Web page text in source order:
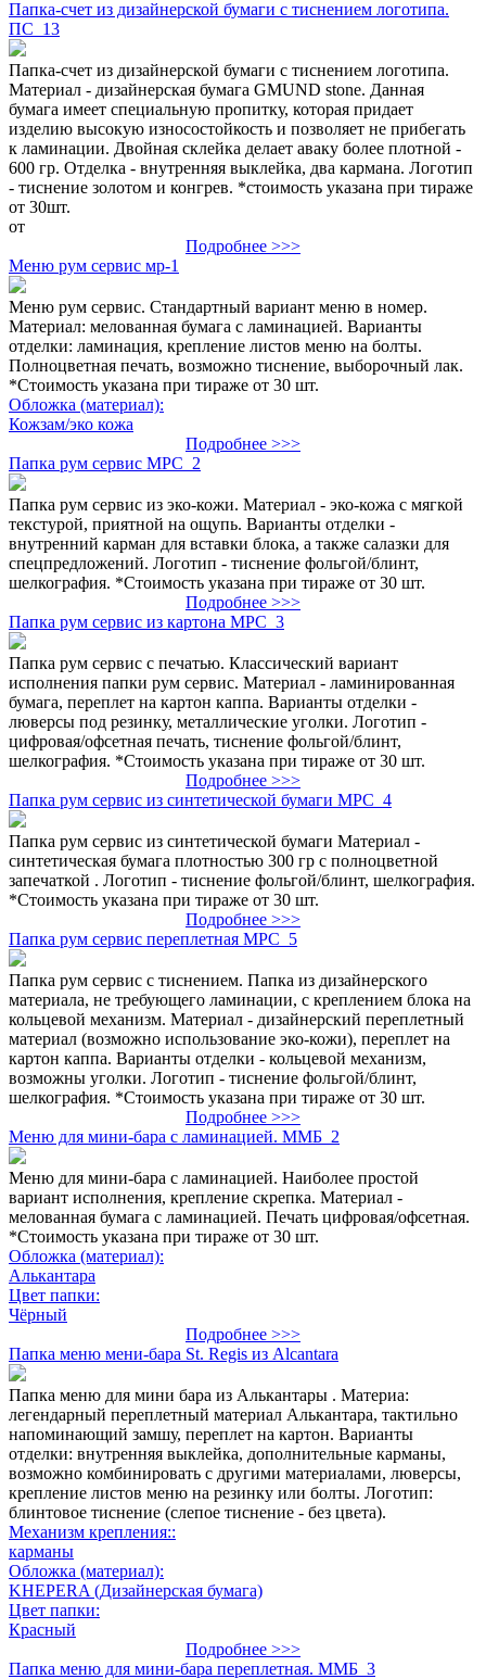
Папка-счет из дизайнерской бумаги с тиснением логотипа.
ПС_13
Папка-счет из дизайнерской бумаги с тиснением логотипа.
Материал - дизайнерская бумага GMUND stone. Данная
бумага имеет специальную пропитку, которая придает
изделию высокую износостойкость и позволяет не прибегать
к ламинации. Двойная склейка делает аваку более плотной -
600 гр. Отделка - внутренняя выклейка, два кармана. Логотип
- тиснение золотом и конгрев. *стоимость указана при тираже
от 30шт.
от
Подробнее >>>
Меню рум сервис мр-1
Меню рум сервис. Стандартный вариант меню в номер.
Материал: мелованная бумага с ламинацией. Варианты
отделки: ламинация, крепление листов меню на болты.
Полноцветная печать, возможно тиснение, выборочный лак.
*Стоимость указана при тираже от 30 шт.
Обложка (материал):
Кожзам/эко кожа
Подробнее >>>
Папка рум сервис МРС_2
Папка рум сервис из эко-кожи. Материал - эко-кожа с мягкой
текстурой, приятной на ощупь. Варианты отделки -
внутренний карман для вставки блока, а также салазки для
спецпредложений. Логотип - тиснение фольгой/блинт,
шелкография. *Стоимость указана при тираже от 30 шт.
Подробнее >>>
Папка рум сервис из картона МРС_3
Папка рум сервис с печатью. Классический вариант
исполнения папки рум сервис. Материал - ламинированная
бумага, переплет на картон каппа. Варианты отделки -
люверсы под резинку, металлические уголки. Логотип -
цифровая/офсетная печать, тиснение фольгой/блинт,
шелкография. *Стоимость указана при тираже от 30 шт.
Подробнее >>>
Папка рум сервис из синтетической бумаги МРС_4
Папка рум сервис из синтетической бумаги Материал -
синтетическая бумага плотностью 300 гр с полноцветной
запечаткой . Логотип - тиснение фольгой/блинт, шелкография.
*Стоимость указана при тираже от 30 шт.
Подробнее >>>
Папка рум сервис переплетная МРС_5
Папка рум сервис с тиснением. Папка из дизайнерского
материала, не требующего ламинации, с креплением блока на
кольцевой механизм. Материал - дизайнерский переплетный
материал (возможно использование эко-кожи), переплет на
картон каппа. Варианты отделки - кольцевой механизм,
возможны уголки. Логотип - тиснение фольгой/блинт,
шелкография. *Стоимость указана при тираже от 30 шт.
Подробнее >>>
Меню для мини-бара с ламинацией. ММБ_2
Меню для мини-бара с ламинацией. Наиболее простой
вариант исполнения, крепление скрепка. Материал -
мелованная бумага с ламинацией. Печать цифровая/офсетная.
*Стоимость указана при тираже от 30 шт.
Обложка (материал):
Алькантара
Цвет папки:
Чёрный
Подробнее >>>
Папка меню мени-бара St. Regis из Alcantara
Папка меню для мини бара из Алькантары . Материа:
легендарный переплетный материал Алькантара, тактильно
напоминающий замшу, переплет на картон. Варианты
отделки: внутренняя выклейка, дополнительные карманы,
возможно комбинировать с другими материалами, люверсы,
крепление листов меню на резинку или болты. Логотип:
блинтовое тиснение (слепое тиснение - без цвета).
Механизм крепления::
карманы
Обложка (материал):
KHEPERA (Дизайнерская бумага)
Цвет папки:
Красный
Подробнее >>>
Папка меню для мини-бара переплетная. ММБ_3